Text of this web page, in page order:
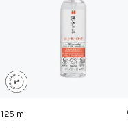
125 ml